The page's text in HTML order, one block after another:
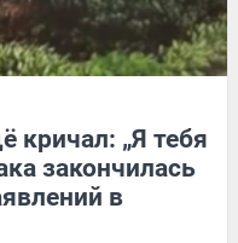
кричал: „Я тебя
закончилась
в